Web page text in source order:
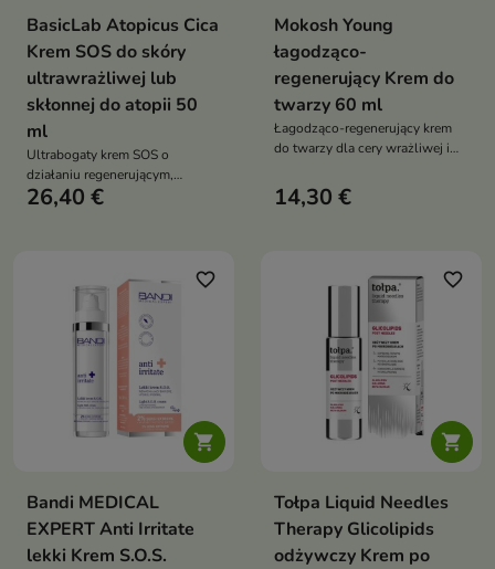
BasicLab Atopicus Cica
Krem SOS do skóry
ultrawrażliwej lub
skłonnej do atopii 50
ml
Ultrabogaty krem SOS o
działaniu regenerującym,
kojącym i odbudowującym —
26,40 €
Mokosh Young
łagodząco-
regenerujący Krem do
twarzy 60 ml
Łagodząco-regenerujący krem
do twarzy dla cery wrażliwej i
wspiera mikrobiom skóry,
redukując zaczerwienienia oraz
14,30 €

favorite_border
Bandi MEDICAL
EXPERT Anti Irritate
lekki Krem S.O.S.

favorite_border
Tołpa Liquid Needles
Therapy Glicolipids
odżywczy Krem po